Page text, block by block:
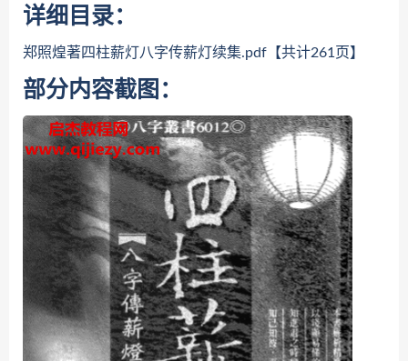
详细目录：
郑照煌著四柱薪灯八字传薪灯续集.pdf【共计261页】
部分内容截图：